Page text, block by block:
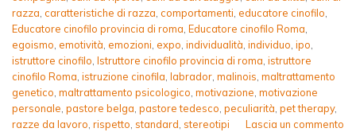
razza caratteristiche di razza comportamenti educatore cinofilo
Educatore cinofilo provincia di roma Educatore cinofilo Roma
egoismo emotività emozioni expo individualità individuo ipo
istruttore cinofilo Istruttore cinofilo provincia di roma istruttore
cinofilo Roma istruzione cinofila labrador malinois maltrattamento
genetico maltrattamento psicologico motivazione motivazione
personale pastore belga pastore tedesco peculiarità pet therapy,
razze da lavoro rispetto standard stereotipi Lascia un commento